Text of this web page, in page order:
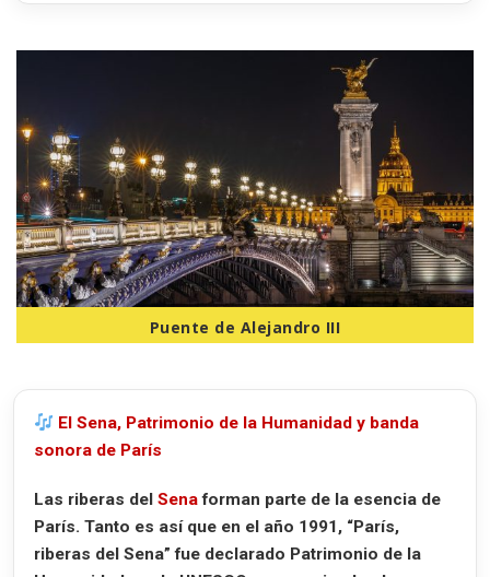
Puente de Alejandro III
El Sena, Patrimonio de la Humanidad y banda
sonora de París
Las riberas del Senaforman parte de la esencia de
París. Tanto es así que en el año 1991 , “París,
riberas del Sena” fue declarado Patrimonio de la